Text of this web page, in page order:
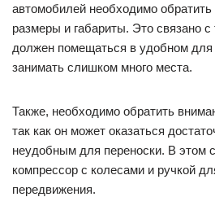
автомобилей необходимо обратить
размеры и габариты. Это связано
должен помещаться в удобном
занимать слишком много места.
Также, необходимо обратить
так как он может оказаться
неудобным для переноски. В этом
компрессор с колесами и ручкой
передвижения.